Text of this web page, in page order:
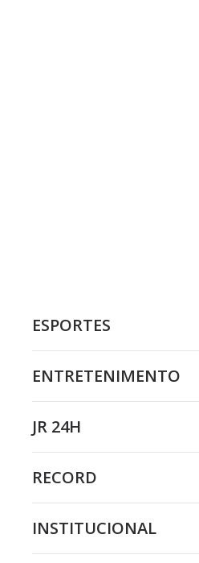
ESPORTES
ENTRETENIMENTO
JR 24H
RECORD
INSTITUCIONAL